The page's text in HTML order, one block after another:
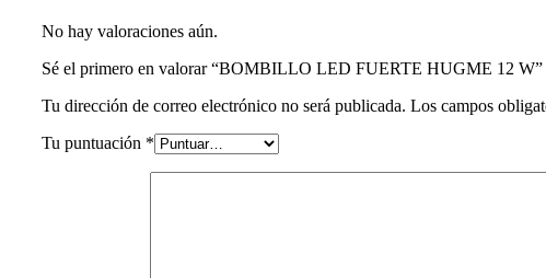
No hay valoraciones aún.
Sé el primero en valorar “BOMBILLO LED FUERTE HUGME 12 W”
Tu dirección de correo electrónico no será publicada. Los campos
Tu puntuación *